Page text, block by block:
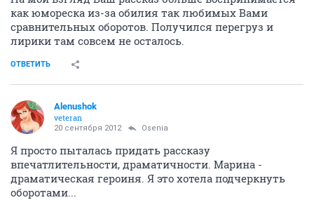
как юмореска из-за обилия так любимых Вами
сравнительных оборотов. Получился перегруз и
лирики там совсем не осталось.
ОТВЕТИТЬ
Alenushok
veteran
20 сентября 2012 Osenia
Я просто пыталась придать рассказу
впечатлительности, драматичности. Марина -
драматическая героиня. Я это хотела подчеркнуть
оборотами...